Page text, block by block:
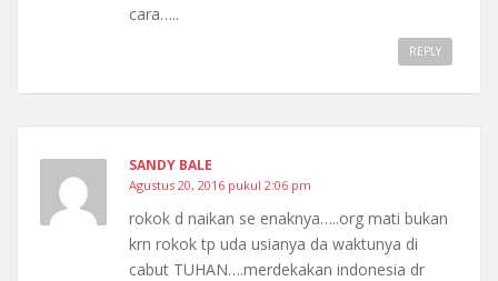
cara…..
REPLY
SANDY BALE
Agustus 20, 2016 pukul 2:06 pm
rokok d naikan se enaknya…..org mati bukan
krn rokok tp uda usianya da waktunya di
cabut TUHAN….merdekakan indonesia dr